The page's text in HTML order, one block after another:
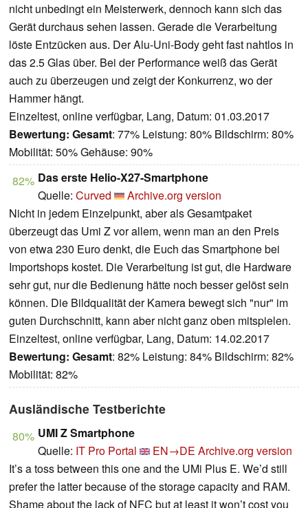
nicht unbedingt ein Meisterwerk, dennoch kann sich das
Gerät durchaus sehen lassen. Gerade die Verarbeitung
löste Entzücken aus. Der Alu-Uni-Body geht fast nahtlos in
das 2.5 Glas über. Bei der Performance weiß das Gerät
auch zu überzeugen und zeigt der Konkurrenz, wo der
Hammer hängt.
Einzeltest, online verfügbar, Lang, Datum: 01.03.2017
Bewertung: Gesamt: 77% Leistung: 80% Bildschirm: 80%
Mobilität: 50% Gehäuse: 90%
82% Das erste Helio-X27-Smartphone
Quelle: Curved
Archive.org version
Nicht in jedem Einzelpunkt, aber als Gesamtpaket
überzeugt das Umi Z vor allem, wenn man an den Preis
von etwa 230 Euro denkt, die Euch das Smartphone bei
Importshops kostet. Die Verarbeitung ist gut, die Hardware
sehr gut, nur die Bedienung hätte noch besser gelöst sein
können. Die Bildqualität der Kamera bewegt sich "nur" im
guten Durchschnitt, kann aber nicht ganz oben mitspielen.
Einzeltest, online verfügbar, Lang, Datum: 14.02.2017
Bewertung: Gesamt: 82% Leistung: 84% Bildschirm: 82%
Mobilität: 82%
Ausländische Testberichte
80% UMI Z Smartphone
Quelle: IT Pro Portal EN→DE Archive.org version
It’s a toss between this one and the UMi Plus E. We’d still
prefer the latter because of the storage capacity and RAM.
Shame about the lack of NFC but at least it won’t cost you